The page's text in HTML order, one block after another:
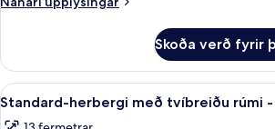
Skoða verð fyrir
Skoða
allar
Standard-
27
Standard-herbergi með tvíbreiðu rúmi